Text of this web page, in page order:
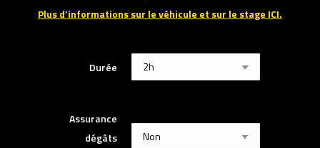
Plus d’informations sur le véhicule et sur le stage ICI.
Durée
Assurance
dégâts